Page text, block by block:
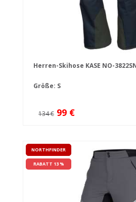
Herren-Skihose KASE NO-
Größe: S
134 € 99 €
NORTHFINDER
RABATT 13 %